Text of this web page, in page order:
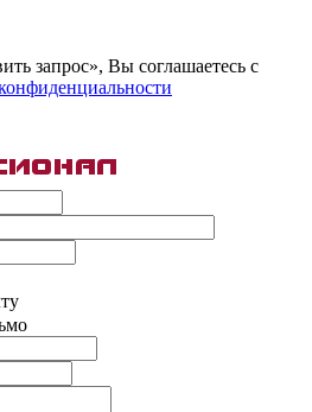
запрос», Вы соглашаетесь c